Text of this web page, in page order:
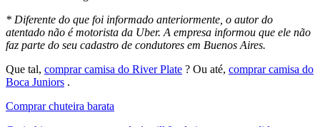
* Diferente do que foi informado anteriormente, o autor do
atentado não é motorista da Uber. A empresa informou que ele não
faz parte do seu cadastro de condutores em Buenos Aires.
Que tal, comprar camisa do River Plate ? Ou até, comprar camisa do
Boca Juniors .
Comprar chuteira barata